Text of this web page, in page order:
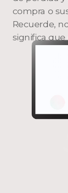
compra o
Recuerde,
significa